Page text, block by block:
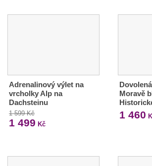
Adrenalinový výlet na
vrcholky Alp na
Dachsteinu
1 599 Kč
1 499 Kč
Moravě
1 460